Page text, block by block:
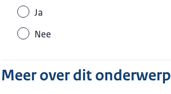
Ja
Nee
Meer over dit onderwerp